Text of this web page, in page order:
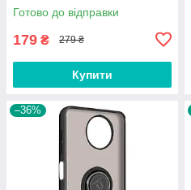
Note 12 Pro 5G Olive
Готово до відправки
179 ₴ 279 ₴
Купити
–36%